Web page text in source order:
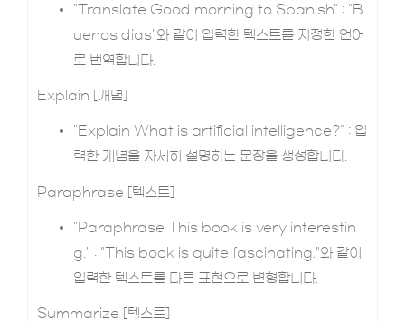
"Translate Good morning to Spanish" : "B
uenos dias"와 같이 입력한 텍스트를 지정한 언어
로 번역합니다.
Explain [개념]
"Explain What is artificial intelligence?" : 입
력한 개념을 자세히 설명하는 문장을 생성합니다.
Paraphrase [텍스트]
"Paraphrase This book is very interestin
g." : "This book is quite fascinating."와 같이
입력한 텍스트를 다른 표현으로 변형합니다.
Summarize [텍스트]